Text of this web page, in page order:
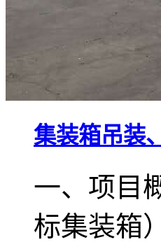
集装箱吊装
一、项目
标集装箱